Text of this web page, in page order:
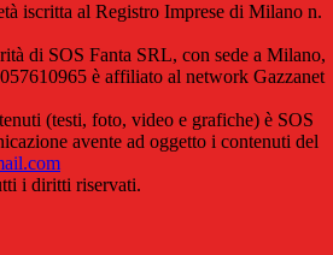
iscritta al Registro Imprese di Milano n.
di SOS Fanta SRL, con sede a Milano,
è affiliato al network Gazzanet
(testi, foto, video e grafiche) è SOS
avente ad oggetto i contenuti del
i diritti riservati.